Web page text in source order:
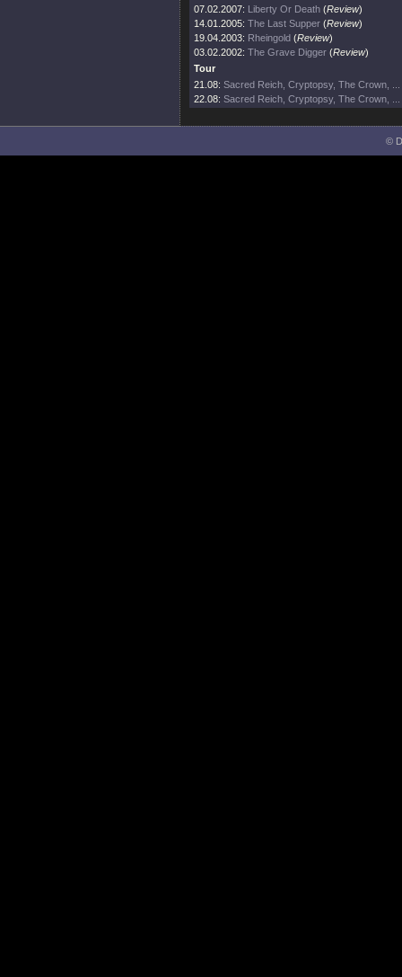
07.02.2007: Liberty Or Death (Review)
14.01.2005: The Last Supper (Review)
19.04.2003: Rheingold (Review)
03.02.2002: The Grave Digger (Review)
Tour
21.08: Sacred Reich, Cryptopsy, The Crown, ...
22.08: Sacred Reich, Cryptopsy, The Crown, ...
©